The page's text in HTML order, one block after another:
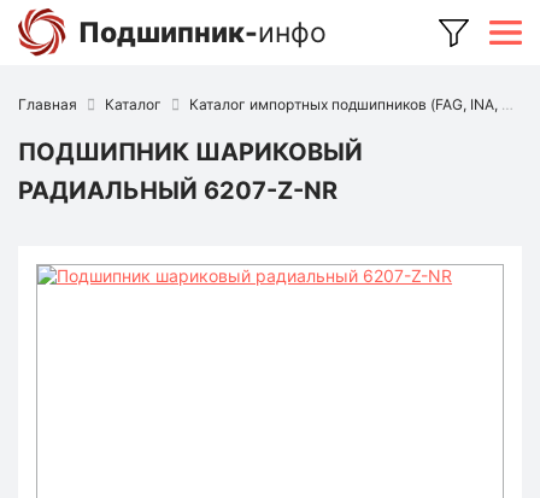
Подшипник-инфо
Главная Каталог Каталог импортных подшипников (FAG, INA, SKF, NSK, Timken и др.)
ПОДШИПНИК ШАРИКОВЫЙ
РАДИАЛЬНЫЙ 6207-Z-NR